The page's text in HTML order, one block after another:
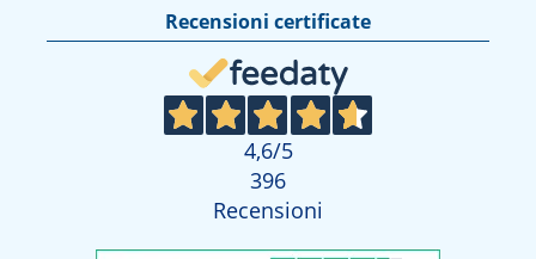
Recensioni certificate
4,6/5
396
Recensioni